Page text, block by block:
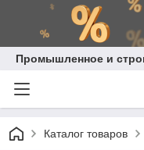
Промышленное и
Каталог товаров